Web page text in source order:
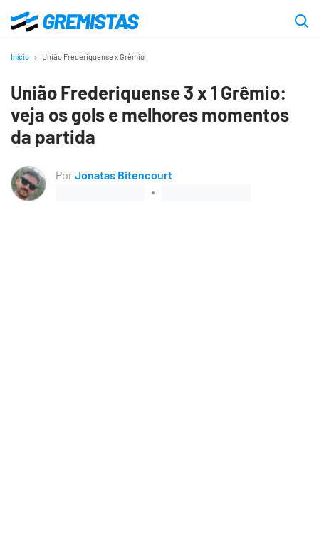
para
principal
Gremistas
Início União Frederiquense x Grêmio
União Frederiquense 3 x 1 Grêmio:
veja os gols e melhores momentos
da partida
PorJonatas Bitencourt